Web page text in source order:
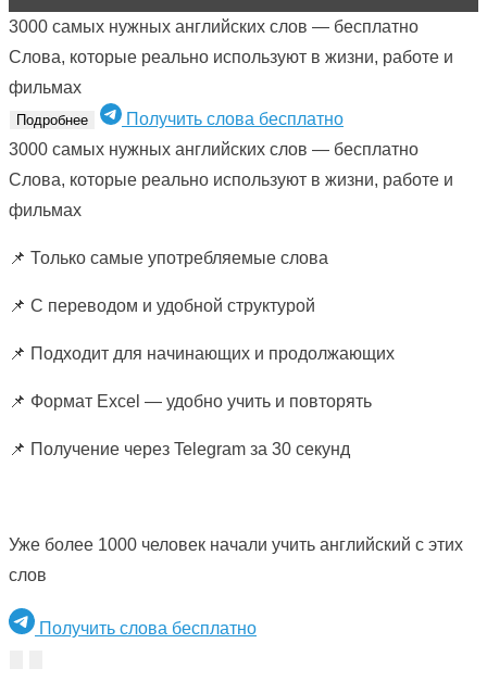
3000 самых нужных английских слов — бесплатно
Слова, которые реально используют в жизни, работе и
фильмах
Подробнее
Получить слова бесплатно
3000 самых нужных английских слов — бесплатно
Слова, которые реально используют в жизни, работе и
фильмах
📌 Только самые употребляемые слова
📌 С переводом и удобной структурой
📌 Подходит для начинающих и продолжающих
📌 Формат Excel — удобно учить и повторять
📌 Получение через Telegram за 30 секунд
Уже более 1000 человек начали учить английский с этих
слов
Получить слова бесплатно